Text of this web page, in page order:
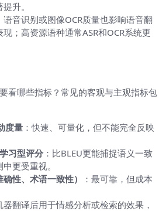
升。
语音识别或图像OCR质量也影响语音翻
；高资源语种通常ASR和OCR系统更
看哪些指标？常见的客观与主观指标包
度量 ：快速、可量化，但不能完全反映
习型评分 ：比BLEU更能捕捉语义一致
更受重视。
性、术语一致性）
：最可靠，但成本
器翻译后用于情感分析或检索的效果，